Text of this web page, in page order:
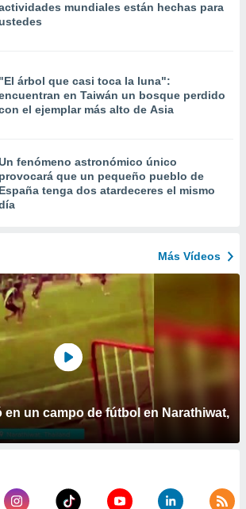
mundiales están hechas para
"El árbol que casi toca la luna":
en Taiwán un bosque perdido
el ejemplar más alto de Asia
fenómeno astronómico único
provocará que un pequeño pueblo de
España tenga dos atardeceres el mismo
Más Vídeos
en un campo de fútbol en Narathiwat,